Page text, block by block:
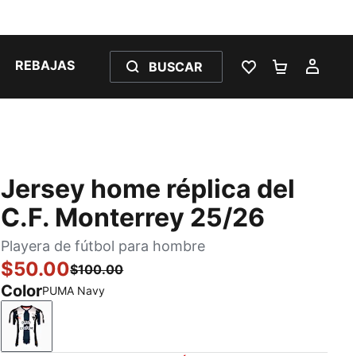
REBAJAS BUSCAR
LISTA DE
Jersey home réplica del
C.F. Monterrey 25/26
Playera de fútbol para hombre
$50.00$100.00
ColorPUMA Navy
PUMA Navy